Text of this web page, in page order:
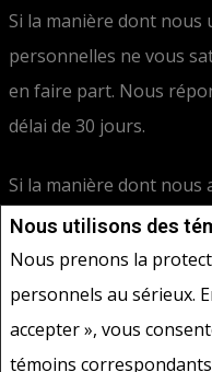
Nous utilisons des
Nous prenons la
personnels au sérieux.
accepter », vous
témoins
Si la manière dont nous
personnelles ne vous
en faire part. Nous
délai de 30 jours.
Si la manière dont
vous satisfait pas, vous
organisme de
données. Par exemple,
Commissariat à la
(https://www.priv.gc.ca/